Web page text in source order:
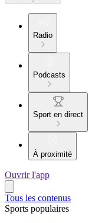
Radio
Podcasts
Sport en direct
À proximité
Ouvrir l'app
Tous les contenus
Sports populaires